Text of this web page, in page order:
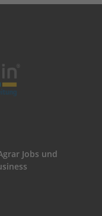
Jobs und